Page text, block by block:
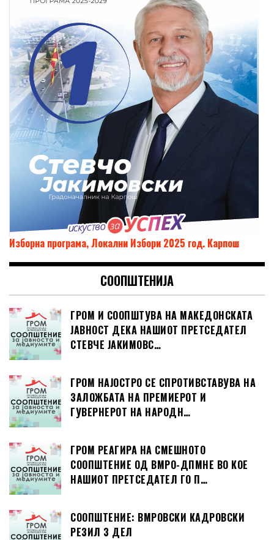
Изборна програма, Локални Избори 2025 год. Карпош
СООПШТЕНИЈА
ГРОМ И СООПШТУВА НА МАКЕДОНСКАТА
ЈАВНОСТ ДЕКА НАШИОТ ПРЕТСЕДАТЕЛ
СТЕВЧЕ ЈАКИМОВС…
ГРОМ НАЈОСТРО СЕ СПРОТИВСТАВУВА НА
ЗАЛОЖБАТА НА ПРЕМИЕРОТ И
ГУВЕРНЕРОТ НА НАРОДН…
ГРОМ РЕАГИРА НА СМЕШНОТО
СООПШТЕНИЕ ОД ВМРО-ДПМНЕ ВО КОЕ
НАШИОТ ПРЕТСЕДАТЕЛ ГО П…
СООПШТЕНИЕ: ВМРОВСКИ КАДРОВСКИ
РЕЗИЛ 3 ДЕЛ